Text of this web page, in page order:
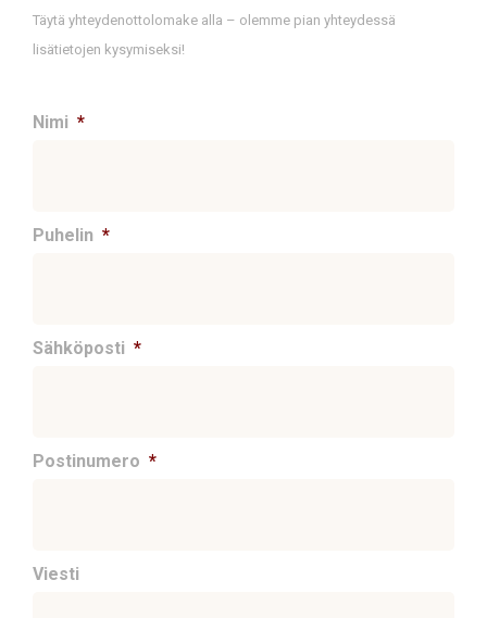
Täytä yhteydenottolomake alla – olemme pian yhteydessä
lisätietojen kysymiseksi!
Nimi *
Puhelin *
Sähköposti *
Postinumero *
Viesti